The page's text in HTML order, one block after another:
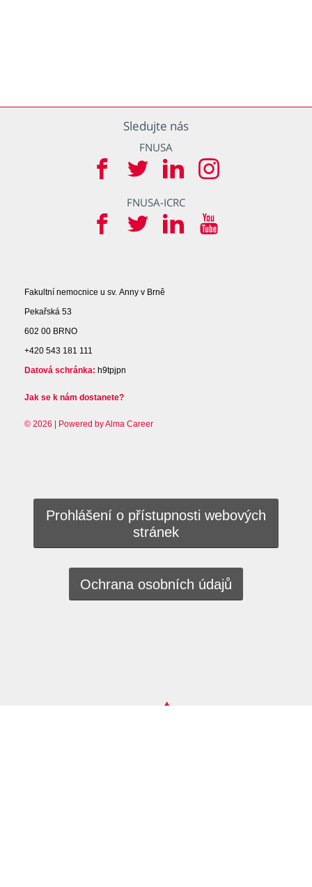
Sledujte nás
FNUSA
FNUSA-ICRC
Fakultní nemocnice u sv. Anny v Brně
Pekařská 53
602 00 BRNO
+420 543 181 111
Datová schránka: h9tpjpn
Jak se k nám dostanete?
© 2026 | Powered byAlma Career
Prohlášení o přístupnosti webových
stránek
Ochrana osobních údajů